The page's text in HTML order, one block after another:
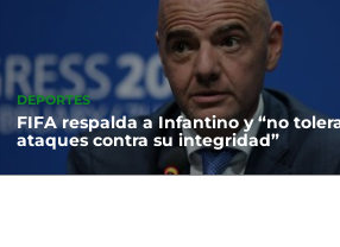
DEPORTES
FIFA respalda a Infantino y “no
ataques contra su integridad”